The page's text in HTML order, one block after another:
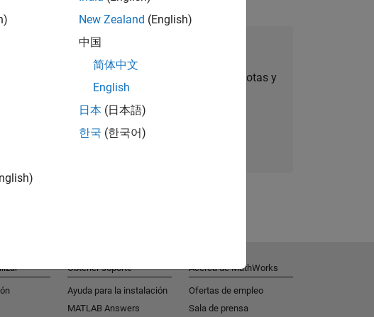
Súmese a Talent Network
Reciba alertas de empleo personalizadas, anécdotas y
noticias sobre la empresa.
Súmese hoy mismo
New Zealand (English)
中国
简体中文
English
日本 (日本語)
한국 (한국어)
Obtener soporte
Ayuda para la instalación
MATLAB Answers
Acerca de MathWorks
Ofertas de empleo
Sala de prensa